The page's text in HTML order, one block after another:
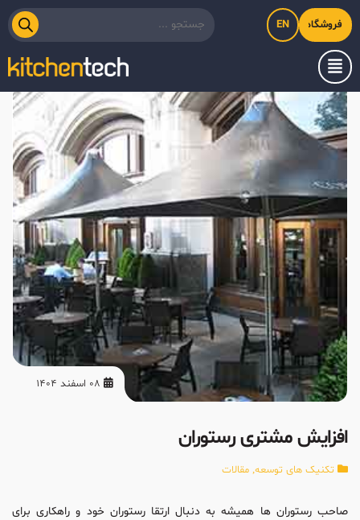
فروشگاه اینترنتی کیت‌لاین
EN
افزایش مشتری رستوران
تکنیک های توسعه, مقالات
صاحب رستوران ها همیشه به دنبال ارتقا رستوران خود و راهکاری برای